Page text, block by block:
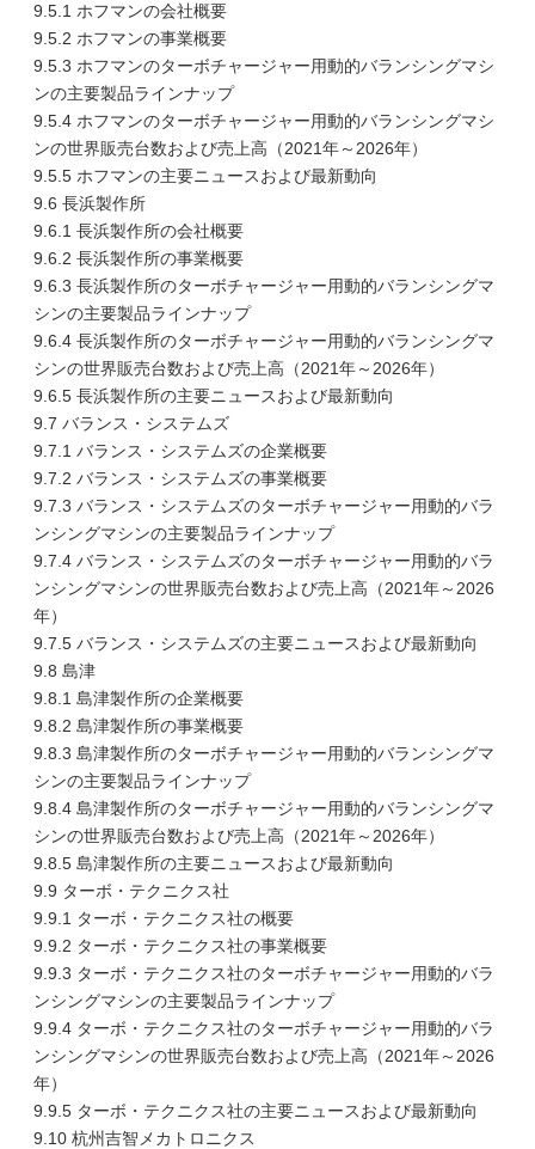
9.5.1 ホフマンの会社概要
9.5.2 ホフマンの事業概要
9.5.3 ホフマンのターボチャージャー用動的バランシングマシ
ンの主要製品ラインナップ
9.5.4 ホフマンのターボチャージャー用動的バランシングマシ
ンの世界販売台数および売上高（2021年～2026年）
9.5.5 ホフマンの主要ニュースおよび最新動向
9.6 長浜製作所
9.6.1 長浜製作所の会社概要
9.6.2 長浜製作所の事業概要
9.6.3 長浜製作所のターボチャージャー用動的バランシングマ
シンの主要製品ラインナップ
9.6.4 長浜製作所のターボチャージャー用動的バランシングマ
シンの世界販売台数および売上高（2021年～2026年）
9.6.5 長浜製作所の主要ニュースおよび最新動向
9.7 バランス・システムズ
9.7.1 バランス・システムズの企業概要
9.7.2 バランス・システムズの事業概要
9.7.3 バランス・システムズのターボチャージャー用動的バラ
ンシングマシンの主要製品ラインナップ
9.7.4 バランス・システムズのターボチャージャー用動的バラ
ンシングマシンの世界販売台数および売上高（2021年～2026
年）
9.7.5 バランス・システムズの主要ニュースおよび最新動向
9.8 島津
9.8.1 島津製作所の企業概要
9.8.2 島津製作所の事業概要
9.8.3 島津製作所のターボチャージャー用動的バランシングマ
シンの主要製品ラインナップ
9.8.4 島津製作所のターボチャージャー用動的バランシングマ
シンの世界販売台数および売上高（2021年～2026年）
9.8.5 島津製作所の主要ニュースおよび最新動向
9.9 ターボ・テクニクス社
9.9.1 ターボ・テクニクス社の概要
9.9.2 ターボ・テクニクス社の事業概要
9.9.3 ターボ・テクニクス社のターボチャージャー用動的バラ
ンシングマシンの主要製品ラインナップ
9.9.4 ターボ・テクニクス社のターボチャージャー用動的バラ
ンシングマシンの世界販売台数および売上高（2021年～2026
年）
9.9.5 ターボ・テクニクス社の主要ニュースおよび最新動向
9.10 杭州吉智メカトロニクス